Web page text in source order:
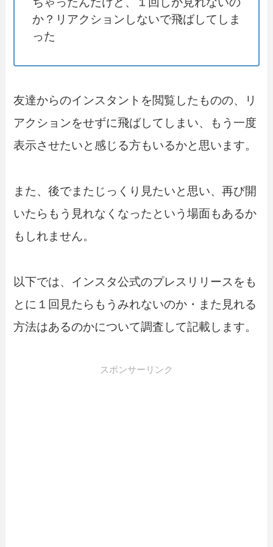
か？リアクションしないで飛ばしてしま
った
友達からのインスタントを閲覧したものの、リ
アクションをせずに飛ばしてしまい、もう一度
表示させたいと感じる方もいるかと思います。
また、後でまたじっくり見たいと思い、再び開
いたらもう見れなくなったという場面もあるか
もしれません。
以下では、インスタ公式のプレスリリースをも
とに１回見たらもうみれないのか・また見れる
方法はあるのかについて調査して記載します。
スポンサーリンク